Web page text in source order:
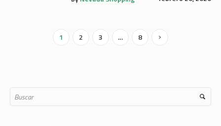
1 2 3 … 8